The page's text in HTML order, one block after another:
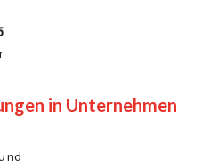
in Unternehmen